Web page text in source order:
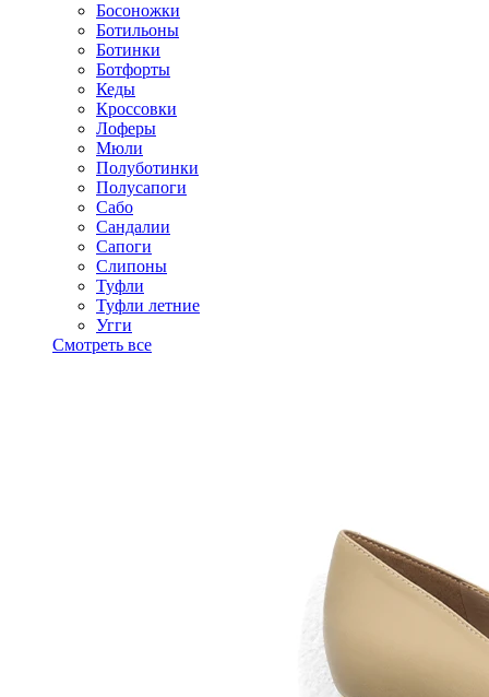
Босоножки
Ботильоны
Ботинки
Ботфорты
Кеды
Кроссовки
Лоферы
Мюли
Полуботинки
Полусапоги
Сабо
Сандалии
Сапоги
Слипоны
Туфли
Туфли летние
Угги
Смотреть все